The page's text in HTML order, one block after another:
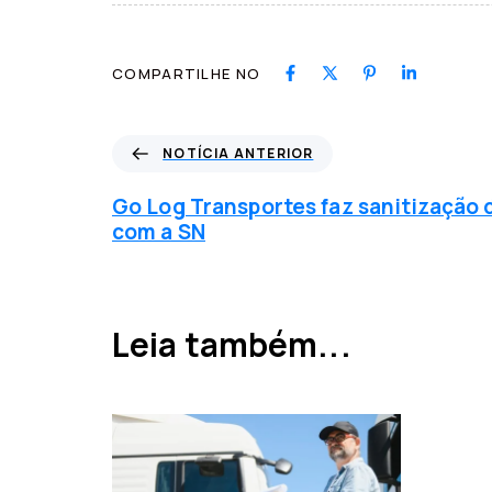
COMPARTILHE NO
t
í
c
n
r
i
NOTÍCIA ANTERIOR
Go Log Transportes faz sanitização
com a SN
Leia também...